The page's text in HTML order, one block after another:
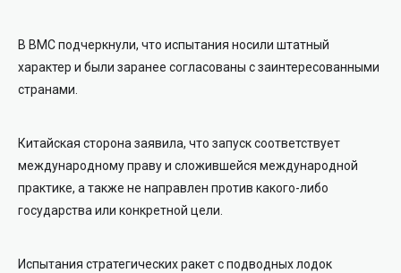
В ВМС подчеркнули, что испытания носили штатный
характер и были заранее согласованы с заинтересованными
странами.
Китайская сторона заявила, что запуск соответствует
международному праву и сложившейся международной
практике, а также не направлен против какого-либо
государства или конкретной цели.
Испытания стратегических ракет с подводных лодок